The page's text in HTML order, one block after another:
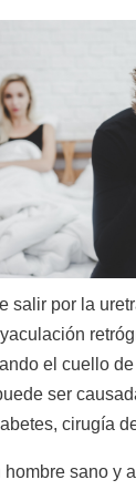
salir por la
el cuello
ser
cirugía
hombre sano y